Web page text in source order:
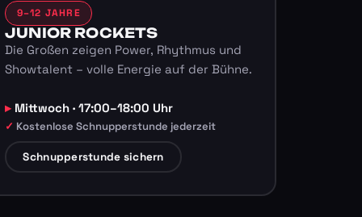
9–12 JAHRE
JUNIOR ROCKETS
Die Großen zeigen Power, Rhythmus und
Showtalent – volle Energie auf der Bühne.
Mittwoch · 17:00–18:00 Uhr
Kostenlose Schnupperstunde jederzeit
Schnupperstunde sichern